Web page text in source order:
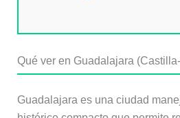
Qué ver en Guadalajara
Guadalajara es una ciudad